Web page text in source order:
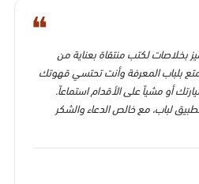
❝
بخلاصات لكتب منتقاة بعناية من
بلباب المعرفة وأنت تحتسي قهوتك
أو مشياً على الأقدام استماعاً.
لباب، مع خالص الدعاء والشكر